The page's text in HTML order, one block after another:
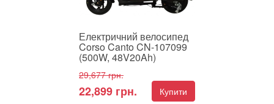
Електричний велосипед
Corso Canto CN-107099
(500W, 48V20Ah)
29,677 грн.
22,899 грн.
Купити